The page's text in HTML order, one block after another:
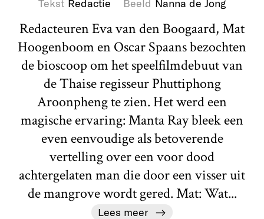
Tekst Redactie Beeld Nanna de Jong
Redacteuren Eva van den Boogaard, Mat
Hoogenboom en Oscar Spaans bezochten
de bioscoop om het speelfilmdebuut van
de Thaise regisseur Phuttiphong
Aroonpheng te zien. Het werd een
magische ervaring: Manta Ray bleek een
even eenvoudige als betoverende
vertelling over een voor dood
achtergelaten man die door een visser uit
de mangrove wordt gered. Mat: Wat...
Lees meer